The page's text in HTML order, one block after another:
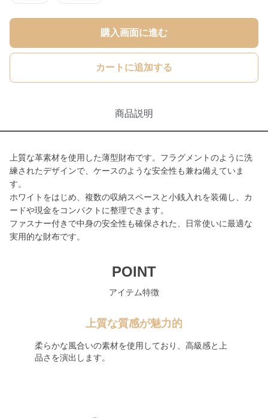
購入画面に進む
カートに追加する
商品説明
上質な革素材を使用した薄型財布です。フラグメントのように洗
練されたデザインで、ケースのような安全性も兼ね備えていま
す。
ホワイトをはじめ、複数の収納スペースと小銭入れを装備し、カ
ードや現金をコンパクトに整理できます。
ファスナー付きで中身の安全性も確保された、日常使いに最適な
実用的な財布です。
POINT
アイテム特徴
上質な質感が魅力的
柔らかな風合いの素材を使用しており、高級感と上
品さを演出します。